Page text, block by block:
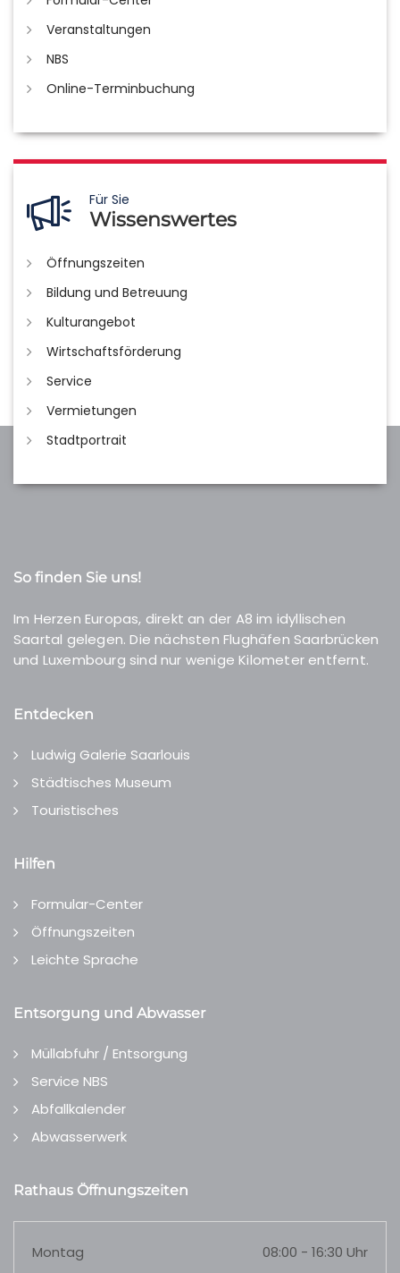
Veranstaltungen
NBS
Online-Terminbuchung
Für Sie
Wissenswertes
Öffnungszeiten
Bildung und Betreuung
Kulturangebot
Wirtschaftsförderung
Service
Vermietungen
Stadtportrait
So finden Sie uns!
Im Herzen Europas, direkt an der A8 im idyllischen
Saartal gelegen. Die nächsten Flughäfen Saarbrücken
und Luxembourg sind nur wenige Kilometer entfernt.
Entdecken
Ludwig Galerie Saarlouis
Städtisches Museum
Touristisches
Hilfen
Formular-Center
Öffnungszeiten
Leichte Sprache
Entsorgung und Abwasser
Müllabfuhr / Entsorgung
Service NBS
Abfallkalender
Abwasserwerk
Rathaus Öffnungszeiten
Montag
08:00 - 16:30 Uhr